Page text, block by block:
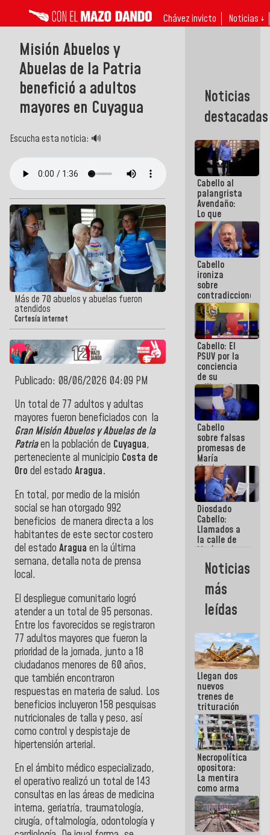
Chávez invicto Noticias ↓
Misión Abuelos y
Abuelas de la Patria
benefició a adultos
mayores en Cuyagua
Escucha esta noticia: 🔊
Más de 70 abuelos y abuelas fueron
atendidos
Cortesía internet
Publicado: 08/06/2026 04:09 PM
Un total de 77 adultos y adultas
mayores fueron beneficiados con la
Gran Misión Abuelos y Abuelas de la
Patriaen la población de Cuyagua,
perteneciente al municipio Costa de
Oro del estado Aragua.
En total, por medio de la misión
social se han otorgado 992
beneficios de manera directa a los
habitantes de este sector costero
del estado Aragua en la última
semana, detalla nota de prensa
local.
El despliegue comunitario logró
atender a un total de 95 personas.
Entre los favorecidos se registraron
77 adultos mayores que fueron la
prioridad de la jornada, junto a 18
ciudadanos menores de 60 años,
que también encontraron
respuestas en materia de salud. Los
beneficios incluyeron 158 pesquisas
nutricionales de talla y peso, así
como control y despistaje de
hipertensión arterial.
En el ámbito médico especializado,
el operativo realizó un total de 143
consultas en las áreas de medicina
interna, geriatría, traumatología,
cirugía, oftalmología, odontología y
Noticias
destacadas
Cabello al
palangrista
Avendaño:
Lo que
vayas a
escribir
hazlo hoy
por que no
sabemos si
la semana
que viene
hay
programa
Cabello
ironiza
sobre
contradicciones
y mentiras
de María
Machado:
¡Créanle!
Cabello: El
PSUV por la
conciencia
de su
militancia
es la
organización
política más
sólida de
Venezuela
Cabello
sobre falsas
promesas de
María
Machado:
¿Quién le
puede creer?
¿Y la gente
que ella iba
a salvar en
La Guaira?
Diosdado
Cabello:
Llamados a
la calle de
María
Machado se
estrellaron
de frente
contra el
Pueblo
Noticias
más
leídas
Llegan dos
nuevos
trenes de
trituración
para
optimizar
manejo de
escombros
en La Guaira
Necropolítica
opositora:
La mentira
como arma
contra el
Pueblo